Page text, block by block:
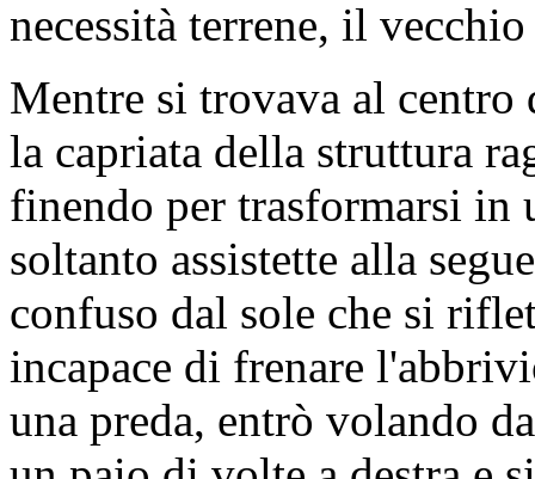
necessità terrene, il
Mentre si trovava al
la capriata della struttura
finendo per trasformarsi in
soltanto assistette alla
confuso dal sole che si
incapace di frenare
una preda, entrò volando